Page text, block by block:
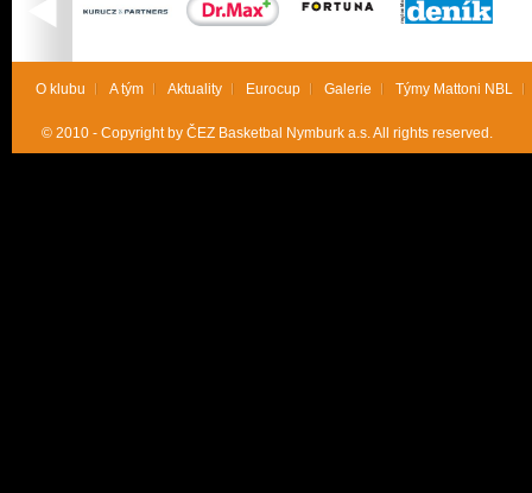
O klubu A tým Aktuality Eurocup Galerie Týmy Mattoni NBL
© 2010 - Copyright by ČEZ Basketbal Nymburk a.s. All rights reserved.